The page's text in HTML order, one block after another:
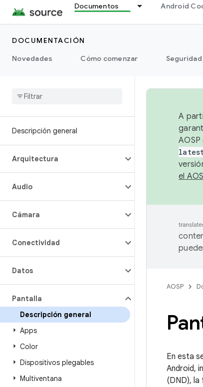
Documentos Android
DOCUMENTACIÓN
Novedades
Cómo comenzar Seguridad
Descripción general
Arquitectura
Audio
Cámara
Conectividad
Datos
Pantalla
Descripción general
Apps
Color
Dispositivos plegables
Multiventana
A
el
AOSP
En esta
Android,
(DND), la